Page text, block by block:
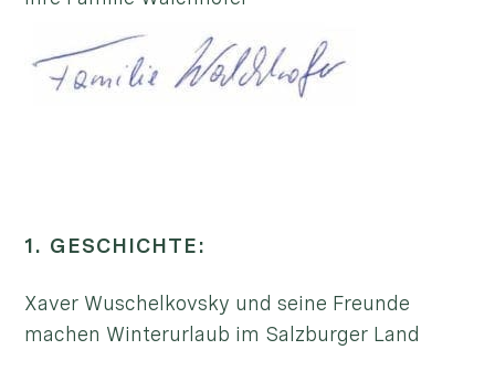
1. GESCHICHTE:
Xaver Wuschelkovsky und seine Freunde
machen Winterurlaub im Salzburger Land